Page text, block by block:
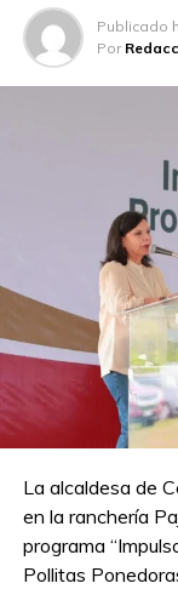
Publicado
Por
La alcaldesa de
en la ranchería
programa
Pollitas